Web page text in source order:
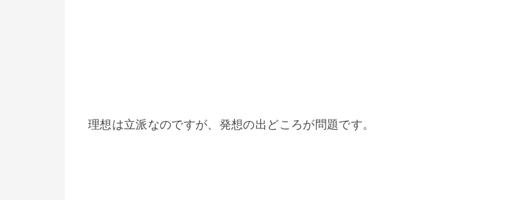
理想は立派なのですが、発想の出どころが問題です。